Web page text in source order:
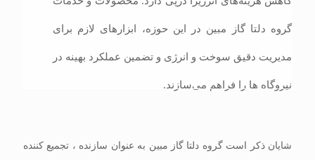
گروه دلتا گاز مبین در این حوزه، ابزارهای لازم برای
مدیریت دقیق سوخت و انرژی و تضمین عملکرد بهینه در
نیروگاه ها را فراهم می‌سازند.
شایان ذکر است گروه دلتا گاز مبین به عنوان سازنده ، تجمیع کننده